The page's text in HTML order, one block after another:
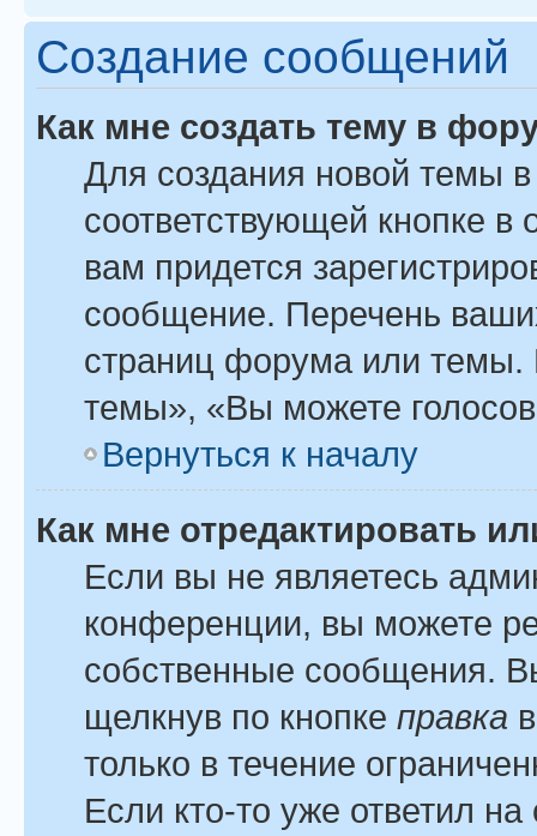
Создание сообщений
Как мне создать тему в
Для создания новой темы
соответствующей кнопке
вам придется
сообщение. Перечень
страниц форума или
темы», «Вы можете
Вернуться к началу
Как мне отредактировать
Если вы не являетесь
конференции, вы можете
собственные сообщения.
щелкнув по кнопке правка
только в течение
Если кто-то уже ответил